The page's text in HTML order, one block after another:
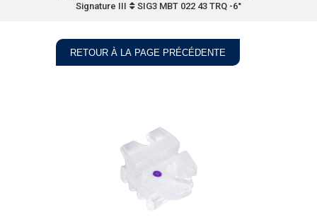
Signature III
SIG3 MBT 022 43 TRQ -6°
RETOUR À LA PAGE PRÉCÉDENTE